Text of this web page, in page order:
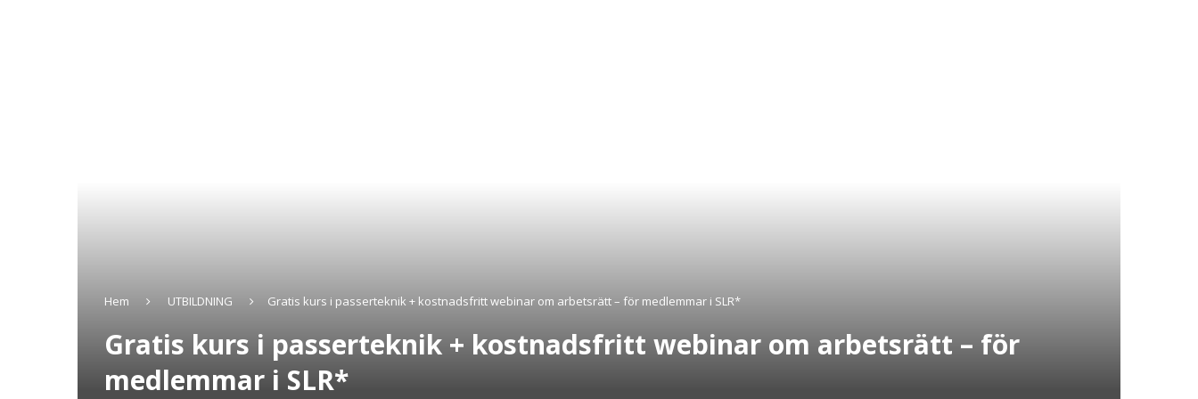
Hem UTBILDNING Gratis kurs i passerteknik + kostnadsfritt webinar om arbetsrätt – för medlemmar i SLR*
Gratis kurs i passerteknik + kostnadsfritt webinar om arbetsrätt – för
medlemmar i SLR*